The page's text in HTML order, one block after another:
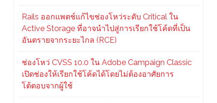
Rails ออกแพตช์แก้ไขช่องโหว่ระดับ Critical ใน
Active Storage ที่อาจนำไปสู่การเรียกใช้โค้ดที่เป็น
อันตรายจากระยะไกล (RCE)
ช่องโหว่ CVSS 10.0 ใน Adobe Campaign Classic
เปิดช่องให้เรียกใช้โค้ดได้โดยไม่ต้องอาศัยการ
โต้ตอบจากผู้ใช้